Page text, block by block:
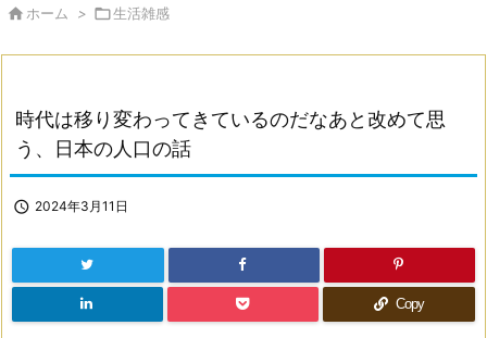
 ホーム > 生活雑感
時代は移り変わってきているのだなあと改めて思
う、日本の人口の話
 2024年3月11日
Copy